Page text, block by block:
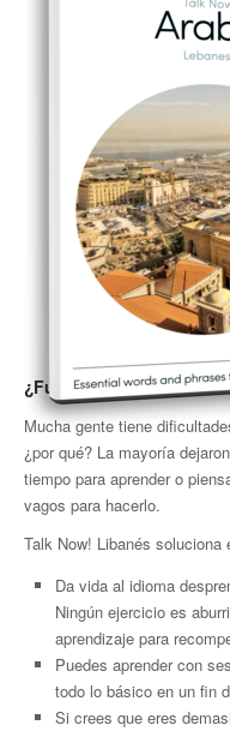
¿Funcionará conmigo?
Mucha gente tiene
¿por qué? La mayoría
tiempo para aprender o
vagos para hacerlo.
Talk Now! Libanés soluciona
Da vida al idioma
Ningún ejercicio es
aprendizaje para
Puedes aprender con
todo lo básico en un fin
Si crees que eres